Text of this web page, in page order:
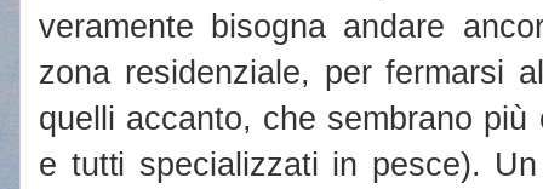
veramente bisogna andare
zona residenziale, per fermarsi
quelli accanto, che sembrano
e tutti specializzati in pesce).